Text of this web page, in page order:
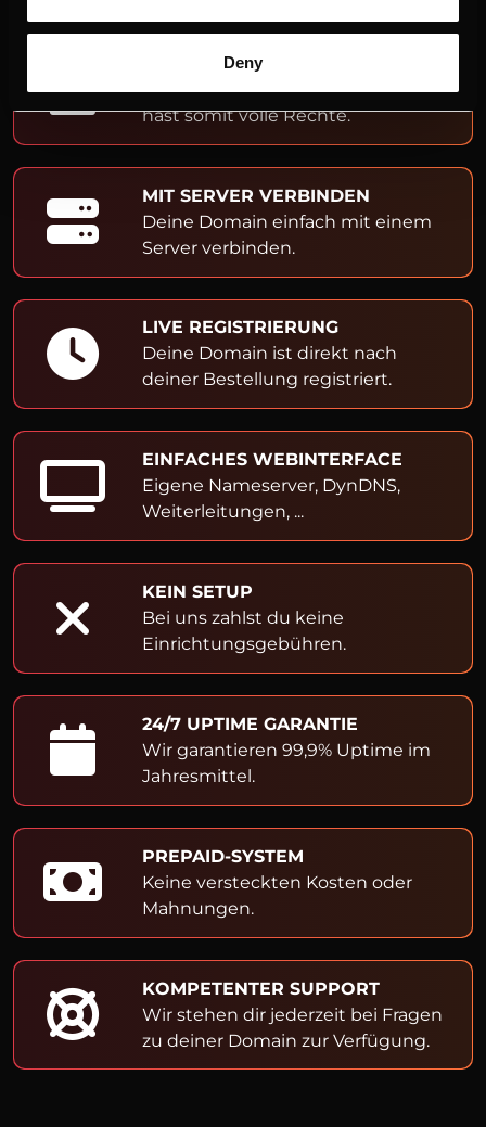
Deny
ADMIN- & OWNER-EINTRAG
Du bist Inhaber der Domain und
hast somit volle Rechte.
MIT SERVER VERBINDEN
Deine Domain einfach mit einem
Server verbinden.
LIVE REGISTRIERUNG
Deine Domain ist direkt nach
deiner Bestellung registriert.
EINFACHES WEBINTERFACE
Eigene Nameserver, DynDNS,
Weiterleitungen, ...
KEIN SETUP
Bei uns zahlst du keine
Einrichtungsgebühren.
24/7 UPTIME GARANTIE
Wir garantieren 99,9% Uptime im
Jahresmittel.
PREPAID-SYSTEM
Keine versteckten Kosten oder
Mahnungen.
KOMPETENTER SUPPORT
Wir stehen dir jederzeit bei Fragen
zu deiner Domain zur Verfügung.